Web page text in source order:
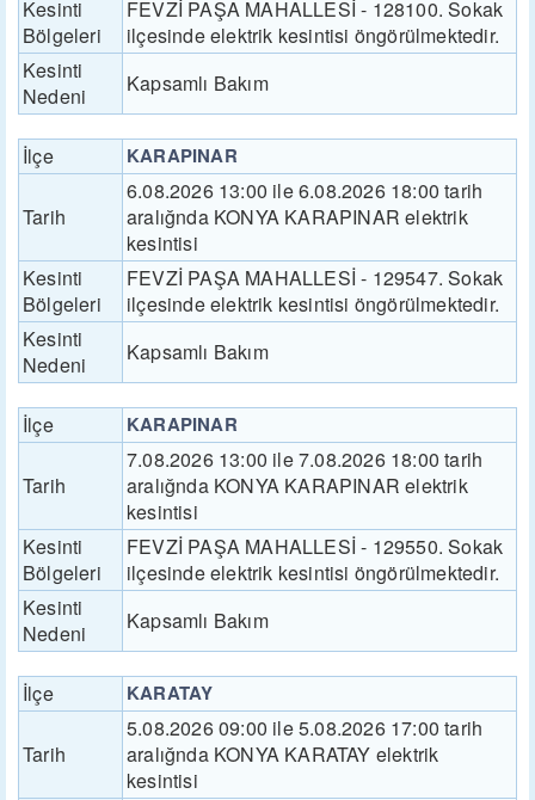
Kesinti
Bölgeleri
FEVZİ PAŞA MAHALLESİ - 128100. Sokak
ilçesinde elektrik kesintisi öngörülmektedir.
Kesinti
Nedeni
Kapsamlı Bakım
İlçe KARAPINAR
Tarih
6.08.2026 13:00 ile 6.08.2026 18:00 tarih
aralığnda KONYA KARAPINAR elektrik
kesintisi
Kesinti
Bölgeleri
FEVZİ PAŞA MAHALLESİ - 129547. Sokak
ilçesinde elektrik kesintisi öngörülmektedir.
Kesinti
Nedeni
Kapsamlı Bakım
İlçe KARAPINAR
Tarih
7.08.2026 13:00 ile 7.08.2026 18:00 tarih
aralığnda KONYA KARAPINAR elektrik
kesintisi
Kesinti
Bölgeleri
FEVZİ PAŞA MAHALLESİ - 129550. Sokak
ilçesinde elektrik kesintisi öngörülmektedir.
Kesinti
Nedeni
Kapsamlı Bakım
İlçe KARATAY
Tarih
5.08.2026 09:00 ile 5.08.2026 17:00 tarih
aralığnda KONYA KARATAY elektrik
kesintisi